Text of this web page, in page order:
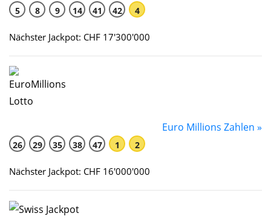
5 8 9 14 41 42 4
Nächster Jackpot: CHF 17'300'000
Euro Millions Zahlen »
26 29 35 38 47 1 2
Nächster Jackpot: CHF 16'000'000